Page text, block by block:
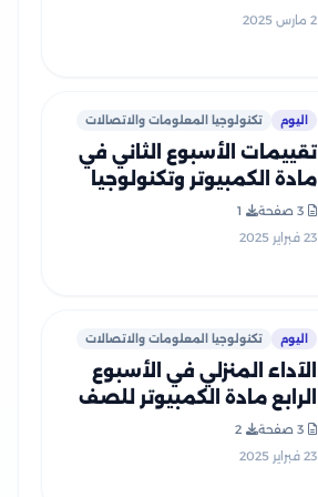
2 مارس 2025
اليوم تكنولوجيا المعلومات والاتصالات
تقييمات الأسبوع الثاني في
مادة الكمبيوتر وتكنولوجيا
المعلومات للصف الرابع
3 صفحة
1
23 فبراير 2025
اليوم تكنولوجيا المعلومات والاتصالات
الآداء المنزلي في الأسبوع
الرابع مادة الكمبيوتر للصف
الرابع الإبتدائي الترم الثاني
2025 بصيغة PDF
3 صفحة
2
23 فبراير 2025